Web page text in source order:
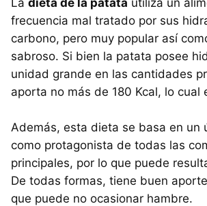
frecuencia mal tratado por sus
carbono, pero muy popular así
sabroso. Si bien la patata posee
unidad grande en las cantidades
aporta no más de 180 Kcal, lo cual
Además, esta dieta se basa en un
como protagonista de todas las
principales, por lo que puede
De todas formas, tiene buen
que puede no ocasionar hambre.